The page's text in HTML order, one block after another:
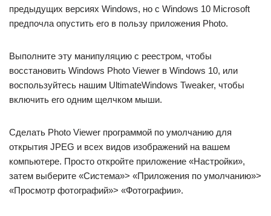
предыдущих версиях Windows, но с Windows 10 Microsoft
предпочла опустить его в пользу приложения Photo.
Выполните эту манипуляцию с реестром, чтобы
восстановить Windows Photo Viewer в Windows 10, или
воспользуйтесь нашим UltimateWindows Tweaker, чтобы
включить его одним щелчком мыши.
Сделать Photo Viewer программой по умолчанию для
открытия JPEG и всех видов изображений на вашем
компьютере. Просто откройте приложение «Настройки»,
затем выберите «Система»> «Приложения по умолчанию»>
«Просмотр фотографий»> «Фотографии».